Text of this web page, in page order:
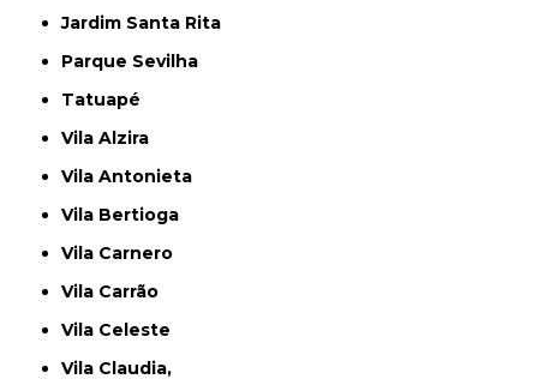
Jardim Santa Rita
Parque Sevilha
Tatuapé
Vila Alzira
Vila Antonieta
Vila Bertioga
Vila Carnero
Vila Carrão
Vila Celeste
Vila Claudia,